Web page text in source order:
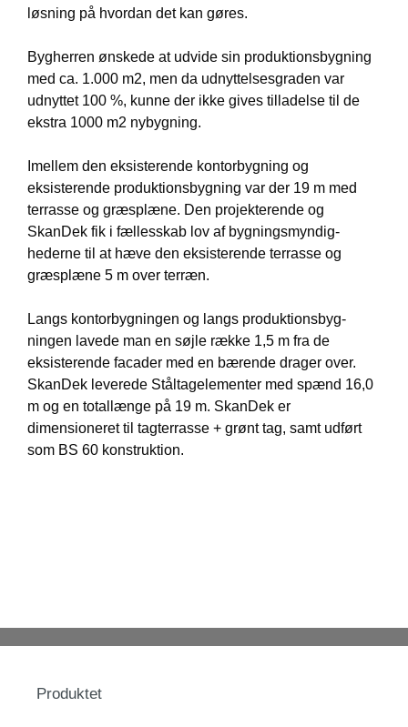
løsning på hvordan det kan gøres.
Bygherren ønskede at udvide sin produktionsbygning
med ca. 1.000 m2, men da udnyttelsesgraden var
udnyttet 100 %, kunne der ikke gives tilladelse til de
ekstra 1000 m2 nybygning.
Imellem den eksisterende kontorbygning og
eksisterende produktionsbygning var der 19 m med
terrasse og græsplæne. Den projekterende og
SkanDek fik i fællesskab lov af bygningsmyndig-
hederne til at hæve den eksisterende terrasse og
græsplæne 5 m over terræn.
Langs kontorbygningen og langs produktionsbyg-
ningen lavede man en søjle række 1,5 m fra de
eksisterende facader med en bærende drager over.
SkanDek leverede Ståltagelementer med spænd 16,0
m og en totallænge på 19 m. SkanDek er
dimensioneret til tagterrasse + grønt tag, samt udført
som BS 60 konstruktion.
Produktet